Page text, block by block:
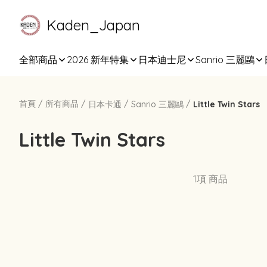
Kaden_Japan
全部商品 2026 新年特集 日本迪士尼 Sanrio 三麗鷗
首頁 / 所有商品 / 日本卡通 / Sanrio 三麗鷗 / Little Twin Stars
Little Twin Stars
1項 商品